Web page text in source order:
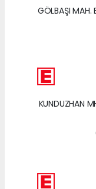
GÖLBAŞI MAH.
KUNDUZHAN